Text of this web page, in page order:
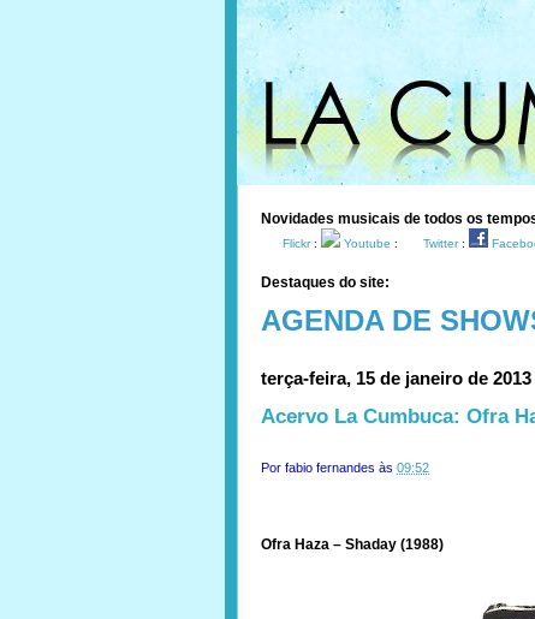
Novidades musicais de todos os
Flickr: Youtube : Twitter:
Destaques do site:
AGENDA DE
terça-feira, 15 de janeiro de 2013
Acervo La Cumbuca: Ofra
Por fabio fernandes às 09:52
Ofra Haza – Shaday (1988)